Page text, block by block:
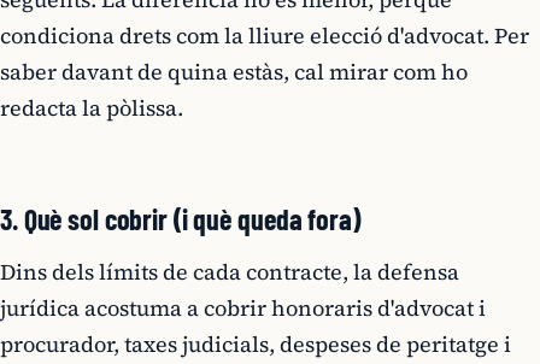
condiciona drets com la lliure elecció d'advocat. Per
saber davant de quina estàs, cal mirar com ho
redacta la pòlissa.
3. Què sol cobrir (i què queda fora)
Dins dels límits de cada contracte, la defensa
jurídica acostuma a cobrir honoraris d'advocat i
procurador, taxes judicials, despeses de peritatge i